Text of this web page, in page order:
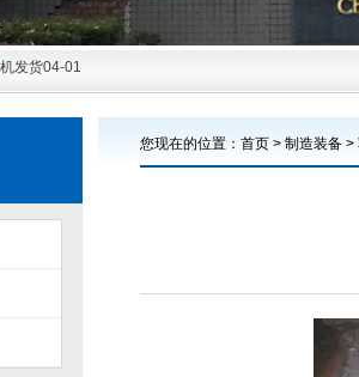
发货04-01
风机顺利完成发货 04-20
场修复及动平衡顺利通过验收，用户十分满意
备发货
高效风机通过用户验收11-16
纳风机圆满交货
您现在的位置： 首页 > 制造装备 >